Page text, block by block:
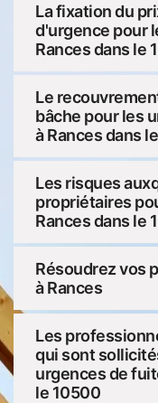
La fixation du
d'urgence pour
Rances dans le
Le
bâche pour les
à Rances dans
Les risques
propriétaires
Rances dans le
Résoudrez vos
à Rances
Les
qui sont
urgences de
le 10500